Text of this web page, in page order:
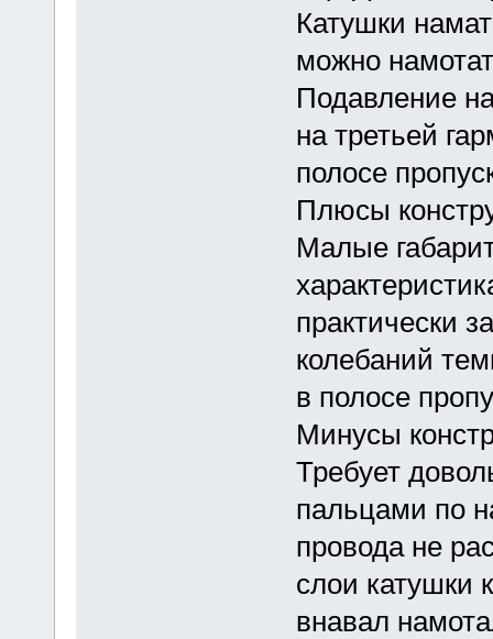
Катушки
можно
Подавление
на третьей
полосе
Плюсы
Малые
практически
колебаний
в полосе
Минусы
Требует
пальцами по
провода не
слои катушки
внавал